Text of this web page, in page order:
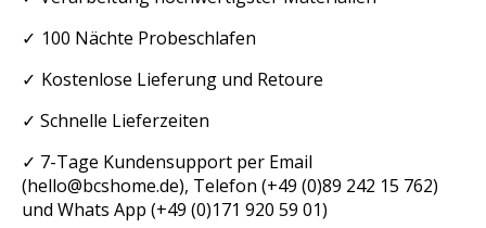
✓ 100 Nächte Probeschlafen
✓ Kostenlose Lieferung und Retoure
✓ Schnelle Lieferzeiten
✓ 7-Tage Kundensupport per Email
(hello@bcshome.de), Telefon (+49 (0)89 242 15 762)
und Whats App (+49 (0)171 920 59 01)